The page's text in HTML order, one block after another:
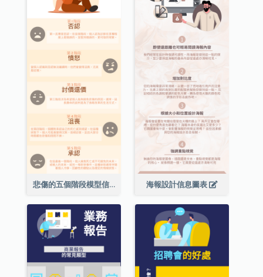
悲傷的五個階段模型信息圖表 海報設計信息圖表